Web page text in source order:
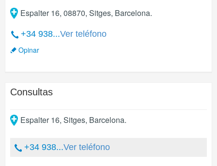
Espalter 16, 08870, Sitges, Barcelona.
+34 938...Ver teléfono
Opinar
Consultas
Espalter 16, Sitges, Barcelona.
+34 938...Ver teléfono